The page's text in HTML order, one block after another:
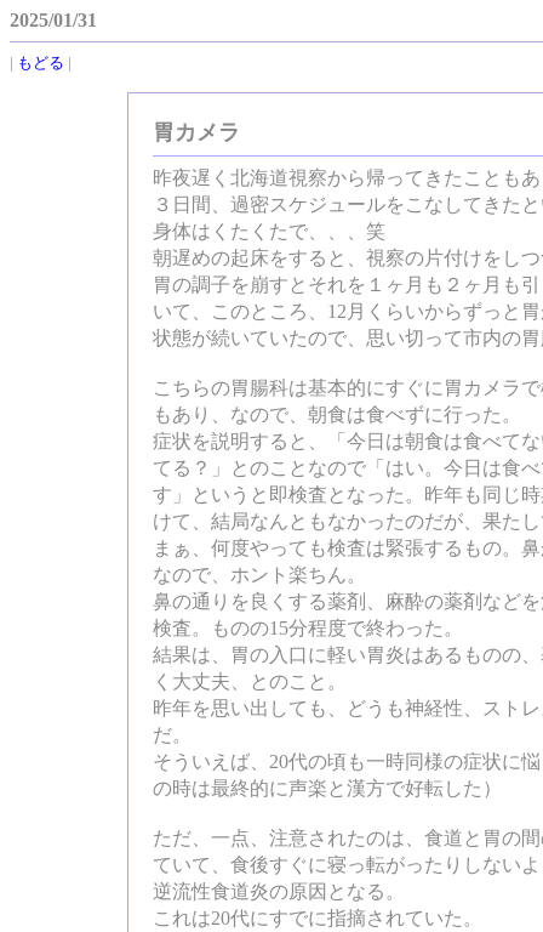
2025/01/31
| もどる |
胃カメラ
昨夜遅く北海道視察から帰ってきたことも
３日間、過密スケジュールをこなしてきた
身体はくたくたで、、、笑
朝遅めの起床をすると、視察の片付けをし
胃の調子を崩すとそれを１ヶ月も２ヶ月も
いて、このところ、12月くらいからずっと
状態が続いていたので、思い切って市内の
こちらの胃腸科は基本的にすぐに胃カメラ
もあり、なので、朝食は食べずに行った。
症状を説明すると、「今日は朝食は食べて
てる？」とのことなので「はい。今日は食
す」というと即検査となった。昨年も同じ
けて、結局なんともなかったのだが、果た
まぁ、何度やっても検査は緊張するもの。
なので、ホント楽ちん。
鼻の通りを良くする薬剤、麻酔の薬剤など
検査。ものの15分程度で終わった。
結果は、胃の入口に軽い胃炎はあるものの
く大丈夫、とのこと。
昨年を思い出しても、どうも神経性、スト
だ。
そういえば、20代の頃も一時同様の症状に
の時は最終的に声楽と漢方で好転した）
ただ、一点、注意されたのは、食道と胃の
ていて、食後すぐに寝っ転がったりしない
逆流性食道炎の原因となる。
これは20代にすでに指摘されていた。